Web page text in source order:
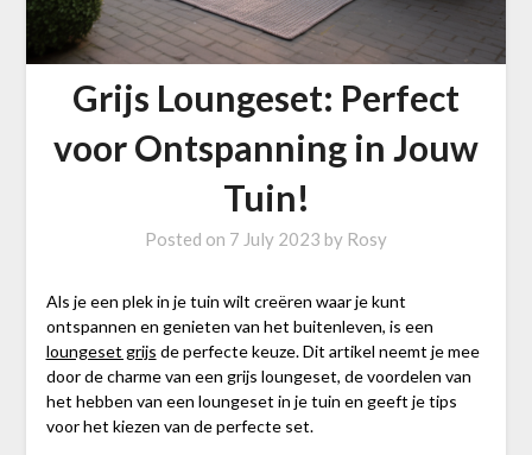
Grijs Loungeset: Perfect
voor Ontspanning in Jouw
Tuin!
Posted on 7 July 2023 by Rosy
Als je een plek in je tuin wilt creëren waar je kunt
ontspannen en genieten van het buitenleven, is een
loungeset grijs de perfecte keuze. Dit artikel neemt je mee
door de charme van een grijs loungeset, de voordelen van
het hebben van een loungeset in je tuin en geeft je tips
voor het kiezen van de perfecte set.